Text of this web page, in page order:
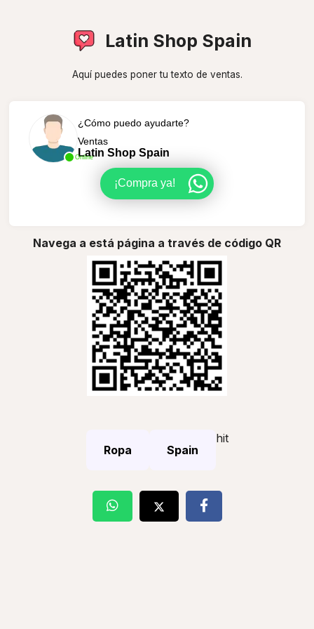
Latin Shop Spain
Aquí puedes poner tu texto de ventas.
Online
¿Cómo puedo ayudarte?
Ventas
Latin Shop Spain
¡Compra ya!
Navega a está página a través de código QR
Ropa Spain
hit